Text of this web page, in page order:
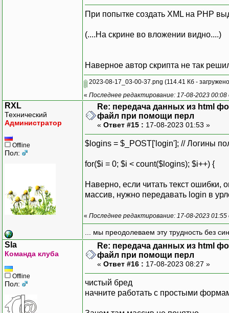
При попытке создать XML на РНР
(....На скрине во вложении видно....)
Наверное автор скрипта не так
2023-08-17_03-00-37.png (114.41 Кб -
« Последнее редактирование: 17-08-2023
RXL
Технический
Администратор
Offline
Пол:
Re: передача данных из html
файл при помощи перл
« Ответ #15 : 17-08-2023 01:53 »
$logins = $_POST['login']; // Логины
for($i = 0; $i < count($logins); $i++) {
Наверно, если читать текст ошибки,
массив, нужно передавать login в
« Последнее редактирование: 17-08-2023
... мы преодолеваем эту трудность без
Sla
Команда клуба
Offline
Пол:
Re: передача данных из html
файл при помощи перл
« Ответ #16 : 17-08-2023 08:27 »
чистый бред
начните работать с простыми